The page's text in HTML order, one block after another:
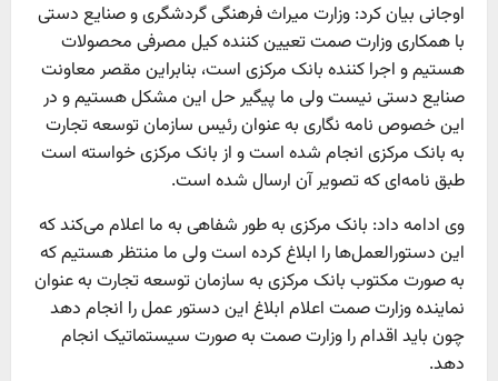
اوجانی بیان کرد: وزارت میراث فرهنگی گردشگری و صنایع دستی
با همکاری وزارت صمت تعیین کننده کیل مصرفی محصولات
هستیم و اجرا کننده بانک مرکزی است، بنابراین مقصر معاونت
صنایع دستی نیست ولی ما پیگیر حل این مشکل هستیم و در
این خصوص نامه نگاری به عنوان رئیس سازمان توسعه تجارت
به بانک مرکزی انجام شده است و از بانک مرکزی خواسته است
طبق نامه‌ای که تصویر آن ارسال شده است.
وی ادامه داد: بانک مرکزی به طور شفاهی به ما اعلام می‌کند که
این دستورالعمل‌ها را ابلاغ کرده است ولی ما منتظر هستیم که
به صورت مکتوب بانک مرکزی به سازمان توسعه تجارت به عنوان
نماینده وزارت صمت اعلام ابلاغ این دستور عمل را انجام دهد
چون باید اقدام را وزارت صمت به صورت سیستماتیک انجام
دهد.